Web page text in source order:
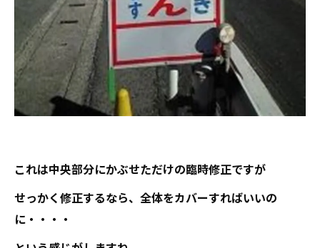
これは中央部分にかぶせただけの臨時修正ですが
せっかく修正するなら、全体をカバーすればいいの
に・・・・